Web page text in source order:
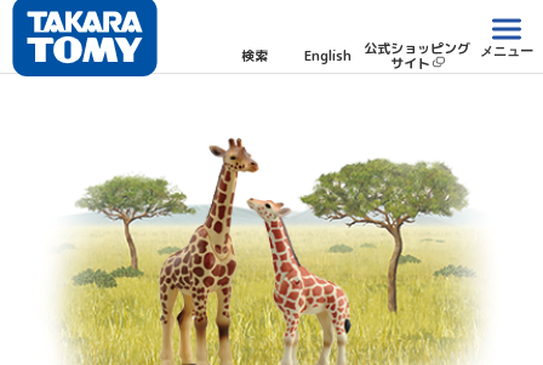
検索 English 公式ショッピング
サイト
メニュー